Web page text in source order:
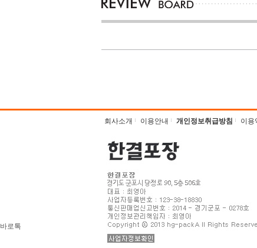
회사소개 이용안내 개인정보취급방침 이용
바로톡